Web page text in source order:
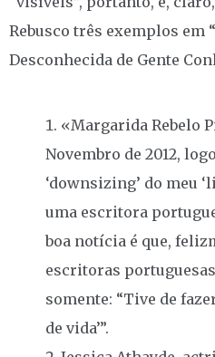
Rebusco três exemplos em
Desconhecida de Gente
«Margarida Rebelo
Novembro de 2012,
‘downsizing’ do meu
uma escritora
boa notícia é que,
escritoras
somente: “Tive de
de vida’”.